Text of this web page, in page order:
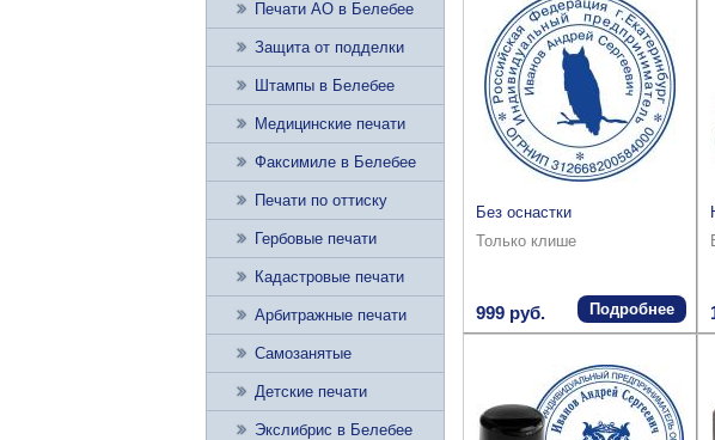
Без оснастки
Только клише
999 руб. Подробнее
Печати АО в Белебее
Защита от подделки
Штампы в Белебее
Медицинские печати
Факсимиле в Белебее
Печати по оттиску
Гербовые печати
Кадастровые печати
Арбитражные печати
Самозанятые
Детские печати
Экслибрис в Белебее